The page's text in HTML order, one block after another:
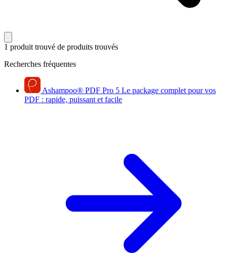
1 produit trouvé de produits trouvés
Recherches fréquentes
Ashampoo® PDF Pro 5 Le package complet pour vos
PDF : rapide, puissant et facile